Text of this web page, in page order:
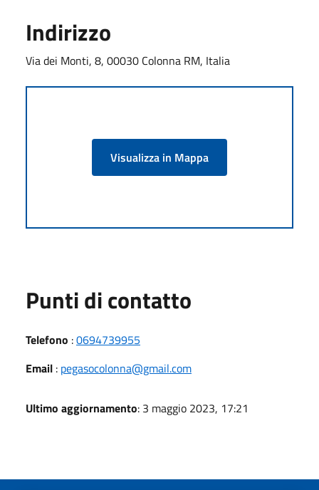
Indirizzo
Via dei Monti, 8, 00030 Colonna RM, Italia
Visualizza in Mappa
Punti di contatto
Telefono :0694739955
Email : pegasocolonna@gmail.com
Ultimo aggiornamento: 3 maggio 2023, 17:21